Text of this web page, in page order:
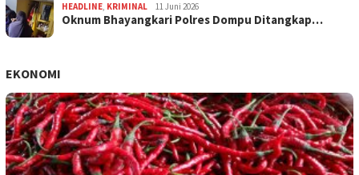
HEADLINE, KRIMINAL 11 Juni 2026
Oknum Bhayangkari Polres Dompu Ditangkap…
EKONOMI